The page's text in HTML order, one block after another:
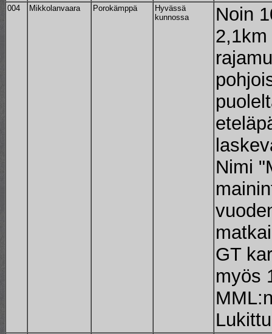
004 Mikkolanvaara Porokämppä
Hyvässä
kunnossa
Noin
2,1km
Nimi
GT
myös